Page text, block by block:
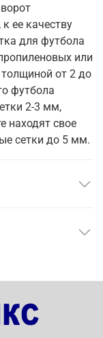
ее качеству
для футбола
или
от 2 до
футбола
2-3 мм,
находят свое
сетки до 5 мм.